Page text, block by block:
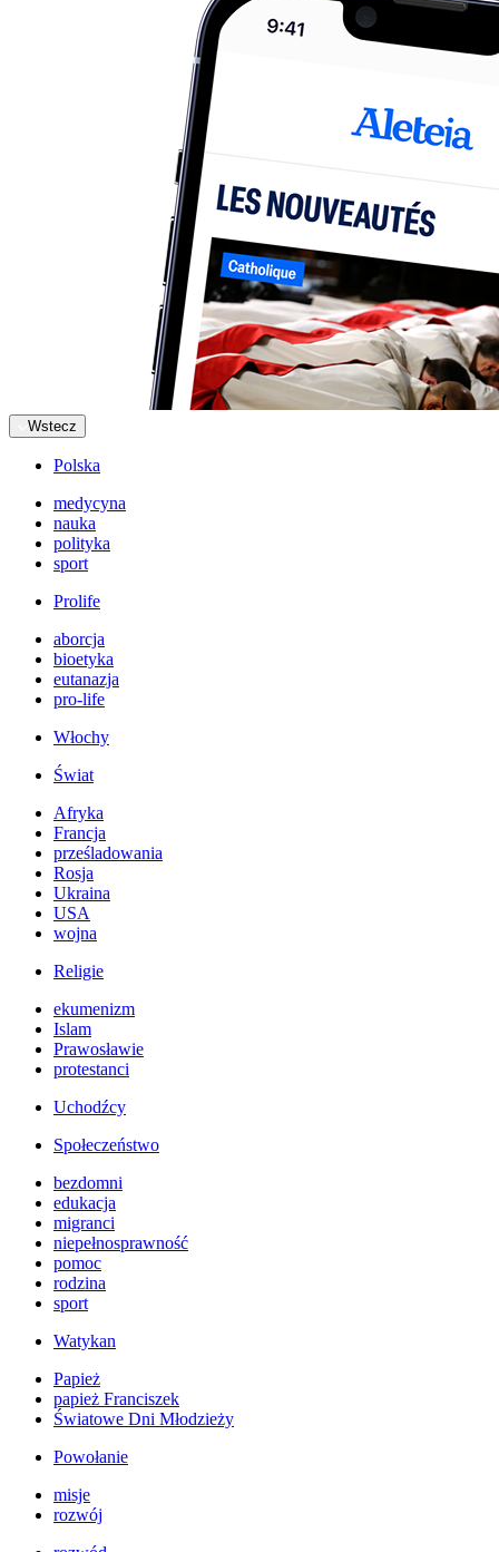
Wstecz
Polska
medycyna
nauka
polityka
sport
Prolife
aborcja
bioetyka
eutanazja
pro-life
Włochy
Świat
Afryka
Francja
prześladowania
Rosja
Ukraina
USA
wojna
Religie
ekumenizm
Islam
Prawosławie
protestanci
Uchodźcy
Społeczeństwo
bezdomni
edukacja
migranci
niepełnosprawność
pomoc
rodzina
sport
Watykan
Papież
papież Franciszek
Światowe Dni Młodzieży
Powołanie
misje
rozwój